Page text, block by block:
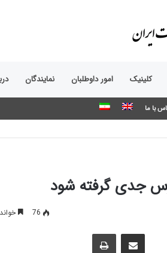
کلینیک امور داوطلبان نمایندگان
با ما
جدی گرفته شود
76 خواندن
اشتراک گذاری از طریق ایمیل